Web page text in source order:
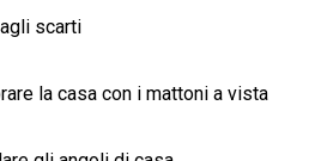
scarti
la casa con i mattoni a vista